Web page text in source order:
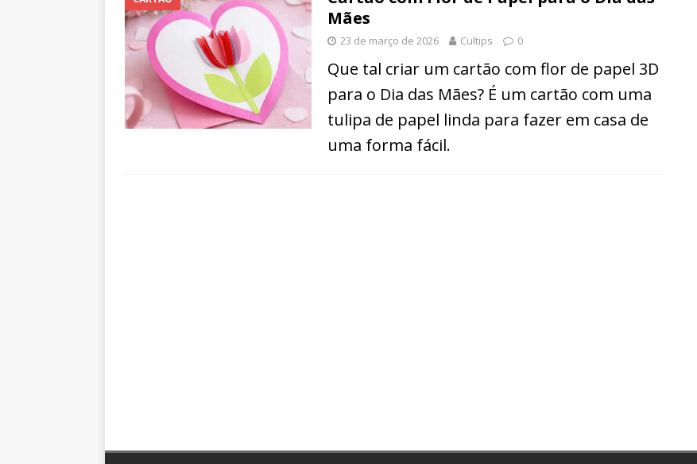
Mães
23 de março de 2026 Cultips 0
Que tal criar um cartão com flor de papel 3D
para o Dia das Mães? É um cartão com uma
tulipa de papel linda para fazer em casa de
uma forma fácil.